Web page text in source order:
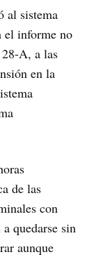
al sistema
el informe no
A, a las
en la
de las
con
quedarse sin
aunque